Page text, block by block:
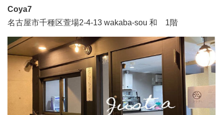
Coya7
名古屋市千種区萱場2-4-13 wakaba-sou 和 1階